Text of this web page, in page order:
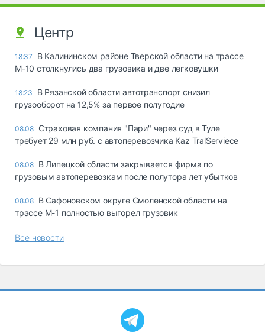
Центр
18:37
В Калининском районе Тверской области на трассе
М-10 столкнулись два грузовика и две легковушки
18:23
В Рязанской области автотранспорт снизил
грузооборот на 12,5% за первое полугодие
08.08 Страховая компания "Пари" через суд в Туле
требует 29 млн руб. с автоперевозчика Kaz TralServiece
08.08 В Липецкой области закрывается фирма по
грузовым автоперевозкам после полутора лет убытков
08.08 В Сафоновском округе Смоленской области на
трассе М-1 полностью выгорел грузовик
Все новости